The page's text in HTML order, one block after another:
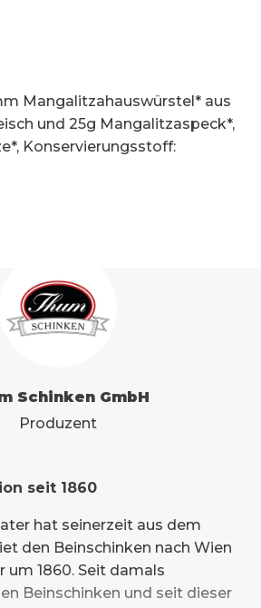
Mangalitzahauswürstel* aus
und 25g Mangalitzaspeck*,
Konservierungsstoff:
Schinken GmbH
Produzent
seit 1860
hat seinerzeit aus dem
den Beinschinken nach Wien
um 1860. Seit damals
Beinschinken und seit dieser